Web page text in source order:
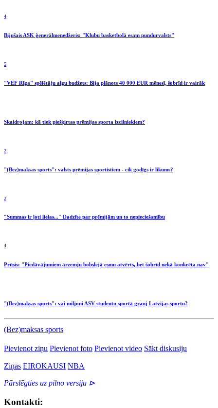
4
Bijušais ASK ģenerālmenedžeris: "Klubu basketbolā esam pundurvalsts"
5
"VEF Rīga" spēlētāju algu budžets: Bija plānots 40 000 EUR mēnesī, šobrīd ir vairāk
Skaidrojam: kā tiek piešķirtas prēmijas sporta izcilniekiem?
2
"(Bez)maksas sports": valsts prēmijas sportistiem - cik godīgs ir likums?
2
″Summas ir ļoti lielas...″ Dadzīte par prēmijām un to nepieciešamību
4
Prūsis: "Piedāvājumiem ārzemju bobslejā esmu atvērts, bet šobrīd nekā konkrēta nav"
"(Bez)maksas sports": vai miljoni ASV studentu sportā grauj Latvijas sportu?
(Bez)maksas sports
Pievienot ziņu Pievienot foto Pievienot video Sākt diskusiju
Ziņas EIROKAUSI NBA
Pārslēgties uz pilno versiju ⊳
Kontakti: